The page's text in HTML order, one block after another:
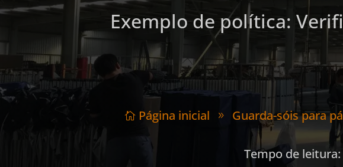
Exemplo de política:
 Página inicial 9 Guarda-sóis para
Tempo de leitura: